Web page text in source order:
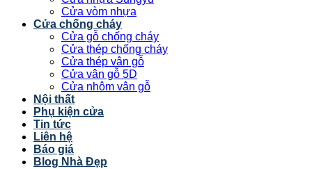
Cửa vòm nhựa
Cửa chống cháy
Cửa gỗ chống cháy
Cửa thép chống cháy
Cửa thép vân gỗ
Cửa vân gỗ 5D
Cửa nhôm vân gỗ
Nội thất
Phụ kiện cửa
Tin tức
Liên hệ
Báo giá
Blog Nhà Đẹp